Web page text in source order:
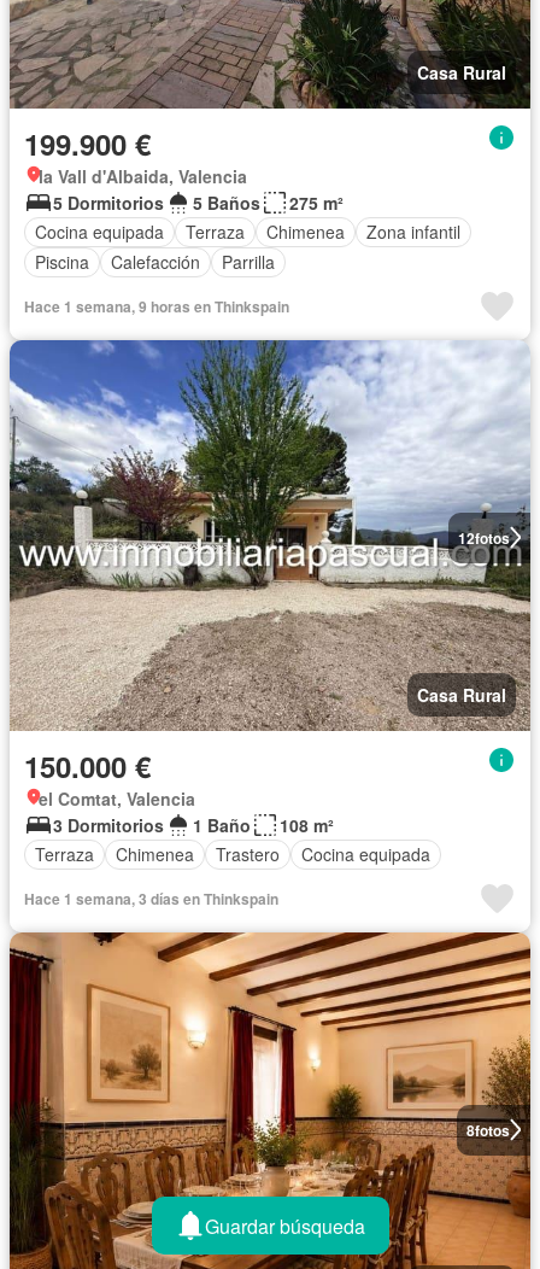
Casa Rural
199.900 €
la Vall d'Albaida, Valencia
5 Dormitorios
5 Baños
275 m²
Cocina equipada
Terraza Chimenea
Zona infantil
Piscina
Calefacción Parrilla
Hace 1 semana, 9 horas en Thinkspain
12fotos
Casa Rural
150.000 €
el Comtat, Valencia
3 Dormitorios
1 Baño
108 m²
Terraza
Chimenea Trastero Cocina equipada
Hace 1 semana, 3 días en Thinkspain
8fotos
Guardar búsqueda